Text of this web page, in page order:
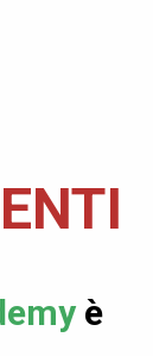
è